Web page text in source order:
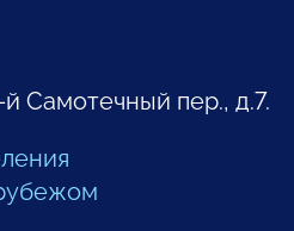
Самотечный пер., д.7.